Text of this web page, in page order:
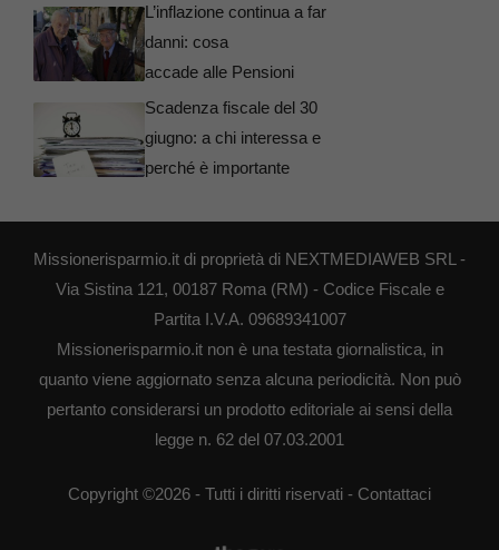
L’inflazione continua a far
danni: cosa
accade alle Pensioni
Scadenza fiscale del 30
giugno: a chi interessa e
perché è importante
Missionerisparmio.it di proprietà di NEXTMEDIAWEB SRL -
Via Sistina 121, 00187 Roma (RM) - Codice Fiscale e
Partita I.V.A. 09689341007
Missionerisparmio.it non è una testata giornalistica, in
quanto viene aggiornato senza alcuna periodicità. Non può
pertanto considerarsi un prodotto editoriale ai sensi della
legge n. 62 del 07.03.2001
Copyright ©2026 - Tutti i diritti riservati - Contattaci